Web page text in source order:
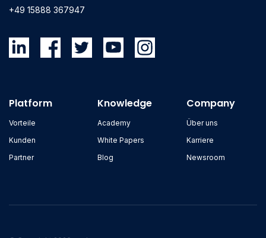
+49 15888 367947
Platform
Vorteile
Kunden
Partner
Knowledge
Academy
White Papers
Blog
Company
Über uns
Karriere
Newsroom